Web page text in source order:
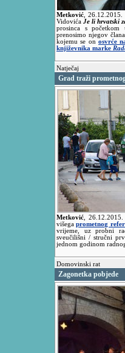
Metković
26.12.2015.
Vidovića Je li hrvatski
prosinca s
prenosimo njegov
kojemu se on osvrće
književnika marke
Natječaj
Grad traži
Metković
višegaprometnog
vrijeme, uz probni
sveučilišni / stručni
jednom godinom
Domovinski rat
Zagonetka pobjede